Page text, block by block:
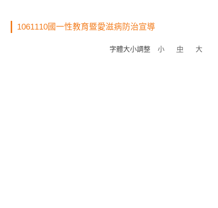
1061110國一性教育暨愛滋病防治宣導
字體大小調整 小 中 大